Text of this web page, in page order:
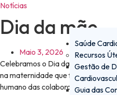
Saúde
Recursos
Gestão de
Guia das
Notícias
Dia da mãe
Maio 3, 2026
Celebramos o Dia da Mãe
na maternidade que fortalecem o
humano das colaboradoras